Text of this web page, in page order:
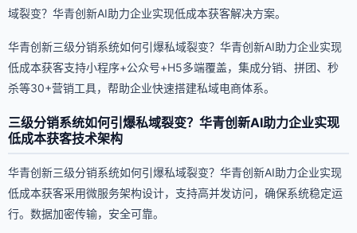
域裂变？华青创新AI助力企业实现低成本获客解决方案。
华青创新三级分销系统如何引爆私域裂变？华青创新AI助力企业实现
低成本获客支持小程序+公众号+H5多端覆盖，集成分销、拼团、秒
杀等30+营销工具，帮助企业快速搭建私域电商体系。
三级分销系统如何引爆私域裂变？华青创新AI助力企业实现
低成本获客技术架构
华青创新三级分销系统如何引爆私域裂变？华青创新AI助力企业实现
低成本获客采用微服务架构设计，支持高并发访问，确保系统稳定运
行。数据加密传输，安全可靠。